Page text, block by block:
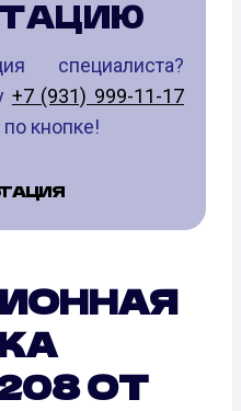
специалиста?
+7 (931) 999-11-17
по кнопке!
208 ОТ